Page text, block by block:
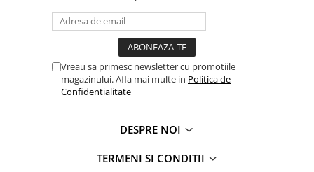
Vreau sa primesc newsletter cu promotiile
magazinului. Afla mai multe in Politica de
Confidentialitate
DESPRE NOI
TERMENI SI CONDITII